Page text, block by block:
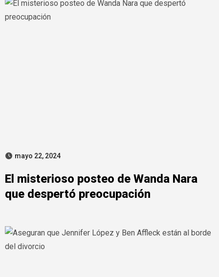
mayo 22, 2024
El misterioso posteo de Wanda Nara
que despertó preocupación